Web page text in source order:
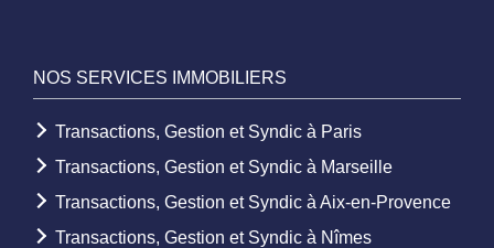
NOS SERVICES IMMOBILIERS
Transactions, Gestion et Syndic à Paris
Transactions, Gestion et Syndic à Marseille
Transactions, Gestion et Syndic à Aix-en-Provence
Transactions, Gestion et Syndic à Nîmes